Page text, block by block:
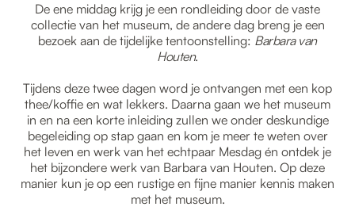
De ene middag krijg je een rondleiding door de vaste
collectie van het museum, de andere dag breng je een
bezoek aan de tijdelijke tentoonstelling: Barbara van
Houten.
Tijdens deze twee dagen word je ontvangen met een kop
thee/koffie en wat lekkers. Daarna gaan we het museum
in en na een korte inleiding zullen we onder deskundige
begeleiding op stap gaan en kom je meer te weten over
het leven en werk van het echtpaar Mesdag én ontdek je
het bijzondere werk van Barbara van Houten. Op deze
manier kun je op een rustige en fijne manier kennis maken
met het museum.